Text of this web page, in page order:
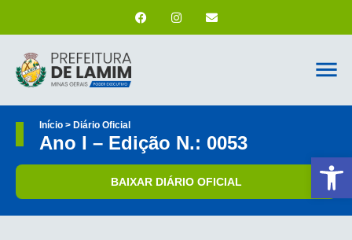
Início > Diário Oficial
Ano I – Edição N.: 0053
BAIXAR DIÁRIO OFICIAL